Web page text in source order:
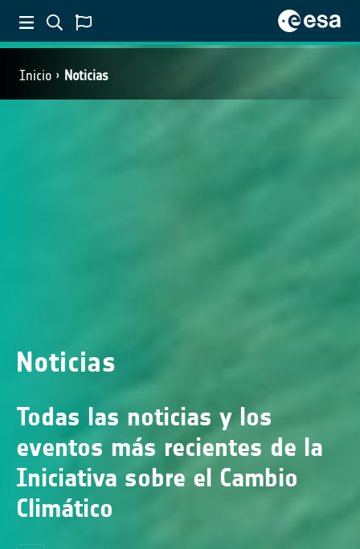
Inicio Noticias
Noticias
Todas las noticias y los
eventos más recientes de la
Iniciativa sobre el Cambio
Climático